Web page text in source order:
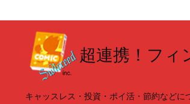
超連携！フィ
キャッスレス・投資・ポイ活・節約などに